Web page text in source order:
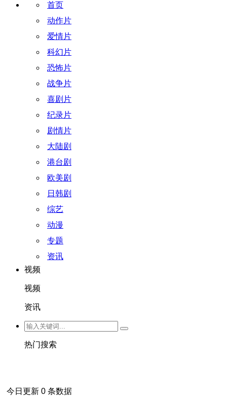
首页
动作片
爱情片
科幻片
恐怖片
战争片
喜剧片
纪录片
剧情片
大陆剧
港台剧
欧美剧
日韩剧
综艺
动漫
专题
资讯
视频
视频
资讯
热门搜索
今日更新 0 条数据